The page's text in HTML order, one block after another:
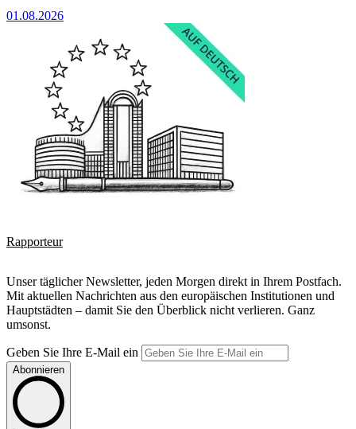
01.08.2026
Rapporteur
Unser täglicher Newsletter, jeden Morgen direkt in Ihrem Postfach.
Mit aktuellen Nachrichten aus den europäischen Institutionen und
Hauptstädten – damit Sie den Überblick nicht verlieren. Ganz
umsonst.
Geben Sie Ihre E-Mail ein
Abonnieren